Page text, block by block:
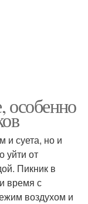
особенно
и суета, но и
уйти от
Пикник в
время с
воздухом и